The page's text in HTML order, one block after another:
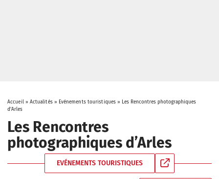
Accueil» Actualités» Evénements touristiques » Les Rencontres photographiques
d’Arles
Les Rencontres
photographiques d’Arles
EVÉNEMENTS TOURISTIQUES